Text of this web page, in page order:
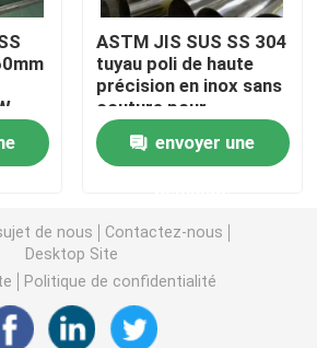
de feuille
ASTM JIS SUS SS 304
tuyau poli de haute
précision en inox sans
couture pour
équipement médical
envoyer une
de nous
Contactez-nous
Desktop Site
Politique de confidentialité